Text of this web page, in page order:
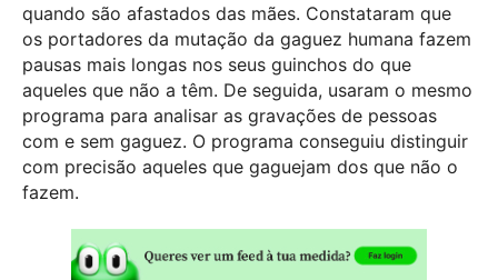
quando são afastados das mães. Constataram que
os portadores da mutação da gaguez humana fazem
pausas mais longas nos seus guinchos do que
aqueles que não a têm. De seguida, usaram o mesmo
programa para analisar as gravações de pessoas
com e sem gaguez. O programa conseguiu distinguir
com precisão aqueles que gaguejam dos que não o
fazem.